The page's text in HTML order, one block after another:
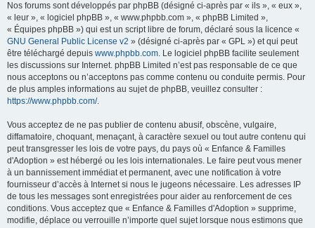
Nos forums sont développés par phpBB (désigné ci-après par « ils », « eux »,
« leur », « logiciel phpBB », « www.phpbb.com », « phpBB Limited »,
« Équipes phpBB ») qui est un script libre de forum, déclaré sous la licence «
GNU General Public License v2 » (désigné ci-après par « GPL ») et qui peut
être téléchargé depuis www.phpbb.com. Le logiciel phpBB facilite seulement
les discussions sur Internet. phpBB Limited n’est pas responsable de ce que
nous acceptons ou n’acceptons pas comme contenu ou conduite permis. Pour
de plus amples informations au sujet de phpBB, veuillez consulter :
https://www.phpbb.com/.
Vous acceptez de ne pas publier de contenu abusif, obscène, vulgaire,
diffamatoire, choquant, menaçant, à caractère sexuel ou tout autre contenu qui
peut transgresser les lois de votre pays, du pays où « Enfance & Familles
d'Adoption » est hébergé ou les lois internationales. Le faire peut vous mener
à un bannissement immédiat et permanent, avec une notification à votre
fournisseur d’accès à Internet si nous le jugeons nécessaire. Les adresses IP
de tous les messages sont enregistrées pour aider au renforcement de ces
conditions. Vous acceptez que « Enfance & Familles d'Adoption » supprime,
modifie, déplace ou verrouille n’importe quel sujet lorsque nous estimons que